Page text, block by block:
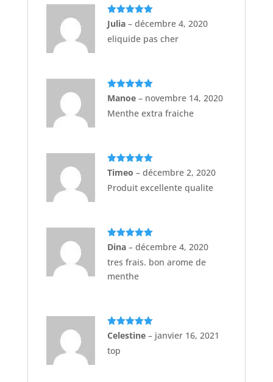
Note
sur
5
Julia – décembre 4, 2020
eliquide pas cher
Note5sur
5
Manoe – novembre 14, 2020
Menthe extra fraiche
Note5sur
5
Timeo – décembre 2, 2020
Produit excellente qualite
Note
sur
5
Dina – décembre 4, 2020
tres frais. bon arome de
menthe
Note5sur
5
Celestine – janvier 16, 2021
top